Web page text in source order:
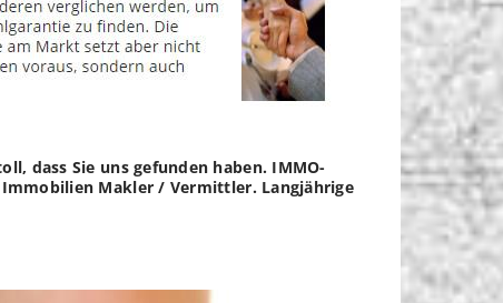
dass Sie uns gefunden haben. IMMO-
Makler / Vermittler. Langjährige